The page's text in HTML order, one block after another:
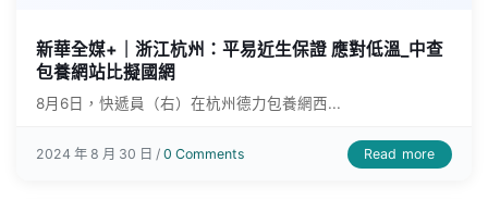
新華全媒+｜浙江杭州：平易近生保證 應對低溫_中查
包養網站比擬國網
8月6日，快遞員（右）在杭州德力包養網西...
2024 年 8 月 30 日 /0 Comments Read more